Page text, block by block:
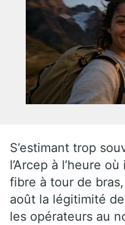
S’estimant trop
l’Arcep à l’heure
fibre à tour de
août la légitimité
les opérateurs au